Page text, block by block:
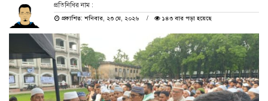
প্রতিনিধির নাম :
প্রকাশিত: শনিবার, ২৩ মে, ২০২৬
১৪৩ বার পড়া হয়েছে